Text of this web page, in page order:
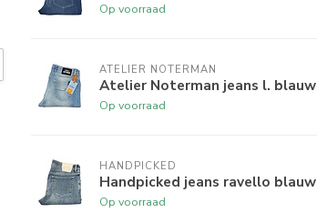
Op voorraad
ATELIER NOTERMAN
Atelier Noterman jeans l. blauw
Op voorraad
HANDPICKED
Handpicked jeans ravello blauw
Op voorraad